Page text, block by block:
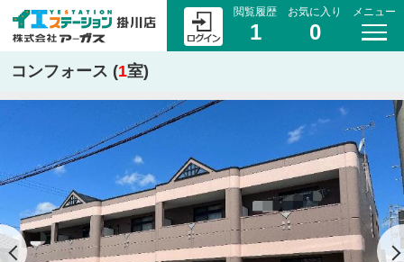
閲覧履歴
1
お気に入り
0
メニュー
コンフォース (1室)